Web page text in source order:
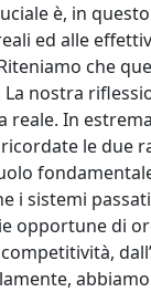
è, in
ed alle
che
nostra
reale. In
le due
i sistemi
di